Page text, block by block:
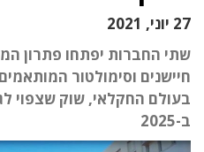
27 יוני, 2021
שתי החברות יפתחו פתרון
חיישנים וסימולטור
ב-2025